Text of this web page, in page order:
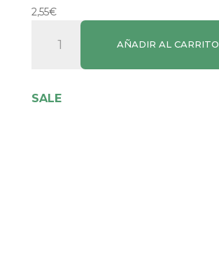
2,55€
Camperos
AÑADIR AL CARRITO
SALE